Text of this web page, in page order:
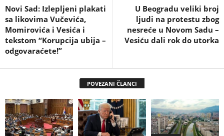
Novi Sad: Izlepljeni plakati
sa likovima Vučevića,
Momirovića i Vesića i
tekstom “Korupcija ubija –
odgovaraćete!”
U Beogradu veliki broj
ljudi na protestu zbog
nesreće u Novom Sadu –
Vesiću dali rok do utorka
POVEZANI ČLANCI